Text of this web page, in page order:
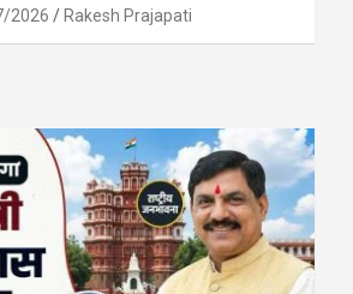
2026 Rakesh Prajapati